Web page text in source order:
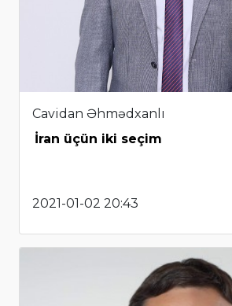
Cavidan Əhmədxanlı
İran üçün iki seçim
2021-01-02 20:43